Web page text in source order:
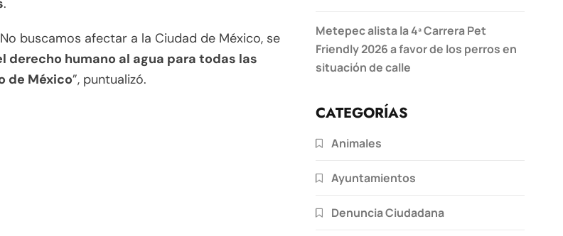
.
buscamos afectar a la Ciudad de México, se
derecho humano al agua para todas las
de México”, puntualizó.
Metepec alista la 4ª Carrera Pet
Friendly 2026 a favor de los perros en
situación de calle
CATEGORÍAS
Animales
Ayuntamientos
Denuncia Ciudadana